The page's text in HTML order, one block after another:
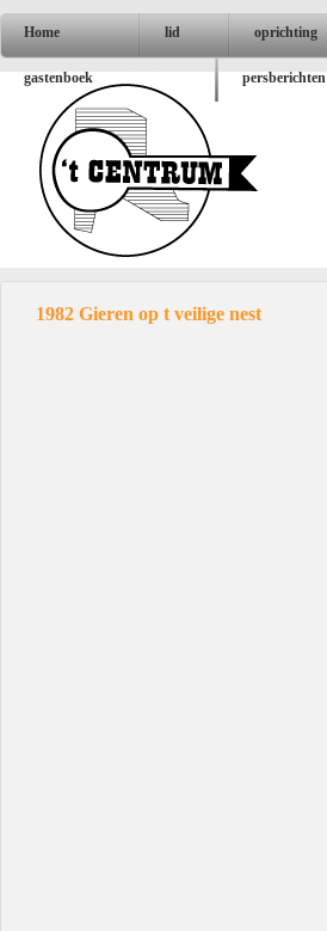
Home lid oprichting
gastenboek persberichten
1982 Gieren op t veilige nest